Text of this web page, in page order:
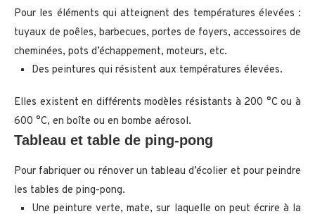
Pour les éléments qui atteignent des températures élevées :
tuyaux de poêles, barbecues, portes de foyers, accessoires de
cheminées, pots d’échappement, moteurs, etc.
Des peintures qui résistent aux températures élevées.
Elles existent en différents modèles résistants à 200 °C ou à
600 °C, en boîte ou en bombe aérosol.
Tableau et table de ping-pong
Pour fabriquer ou rénover un tableau d’écolier et pour peindre
les tables de ping-pong.
Une peinture verte, mate, sur laquelle on peut écrire à la